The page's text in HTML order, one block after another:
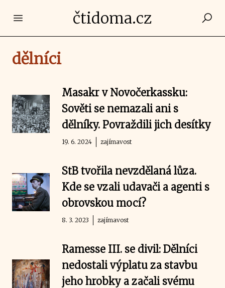
Open main menučtidoma.cz
dělníci
Masakr v Novočerkassku:
Sověti se nemazali ani s
dělníky. Povraždili jich desítky
19. 6. 2024 zajímavost
StB tvořila nevzdělaná lůza.
Kde se vzali udavači a agenti s
obrovskou mocí?
8. 3. 2023 zajímavost
Ramesse III. se divil: Dělníci
nedostali výplatu za stavbu
jeho hrobky a začali svému